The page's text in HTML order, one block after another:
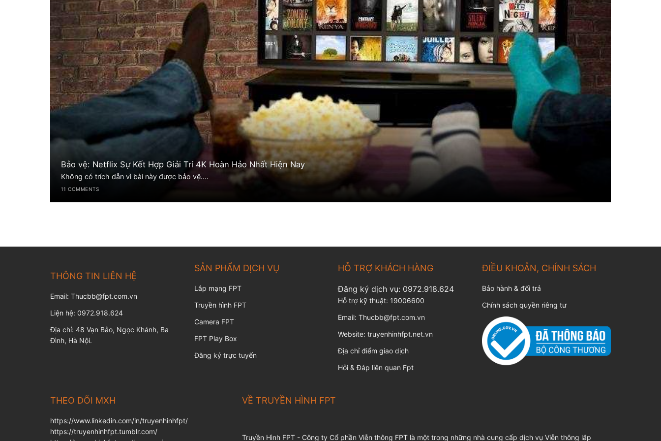
Bảo vệ: Netflix Sự Kết Hợp Giải Trí 4K Hoàn Hảo Nhất Hiện Nay
Không có trích dẫn vì bài này được bảo vệ....
11 COMMENTS
THÔNG TIN LIÊN HỆ
Email: Thucbb@fpt.com.vn
Liện hệ: 0972.918.624
Địa chỉ: 48 Vạn Bảo, Ngọc Khánh, Ba
Đình, Hà Nội.
SẢN PHẨM DỊCH VỤ
Lắp mạng FPT
Truyền hình FPT
Camera FPT
FPT Play Box
Đăng ký trực tuyến
HỖ TRỢ KHÁCH HÀNG
Đăng ký dịch vụ: 0972.918.624
Hỗ trợ kỹ thuật: 19006600
Email: Thucbb@fpt.com.vn
Website: truyenhinhfpt.net.vn
Địa chỉ điểm giao dịch
Hỏi & Đáp liên quan Fpt
ĐIỀU KHOẢN, CHÍNH SÁCH
Bảo hành & đổi trả
Chính sách quyền riêng tư
THEO DÕI MXH
https://www.linkedin.com/in/truyenhinhfpt/
https://truyenhinhfpt.tumblr.com/
VỀ TRUYỀN HÌNH FPT
Truyền Hình FPT - Công ty Cổ phần Viễn thông FPT là một trong những nhà cung cấp dịch vụ Viễn thông lắp